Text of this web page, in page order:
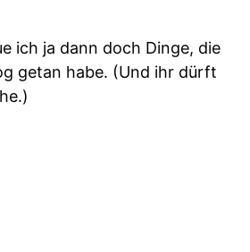
ich ja dann doch Dinge, die
getan habe. (Und ihr dürft